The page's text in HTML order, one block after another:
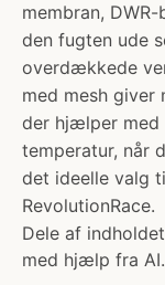
membran,
den fugten ude
overdækkede
med mesh giver
der hjælper med
temperatur, når
det ideelle valg
RevolutionRace.
Dele af
med hjælp fra AI.